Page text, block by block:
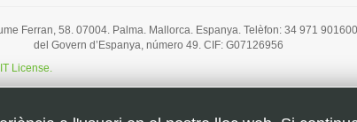
Ferran, 58. 07004. Palma. Mallorca. Espanya. Telèfon: 34 971
del Govern d’Espanya, número 49. CIF: G07126956
License.